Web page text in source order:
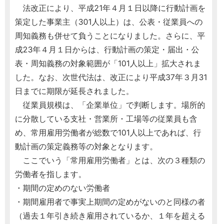
法改正により、平成21年４月１日以降に行動計画を
策定した事業主（301人以上）は、公表・従業員への
周知義務も併せて負うことになりました。さらに、平
成23年４月１日からは、行動計画の策定・届出・公
表・周知義務の対象範囲が「101人以上」拡大されま
した。なお、次世代法は、改正により平成37年３月31
日までに期限が延長されました。
従業員規模は、「企業単位」で判断します。場所的
に分散している支社・営業所・工場等の従業員も含
め、常用雇用労働者が総数で101人以上であれば、行
動計画の策定義務等の対象となります。
ここでいう「常用雇用労働者」とは、次の３種類の
労働者を指します。
・期間の定めのない労働者
・期間雇用者で事実上期間の定めがないのと同様の者
（過去１年引き続き雇用されているか、１年を超える